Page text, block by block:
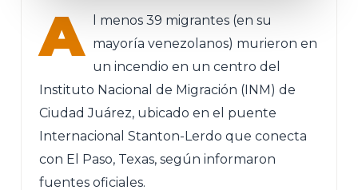
A
l menos 39 migrantes (en su
mayoría venezolanos) murieron en
un incendio en un centro del
Instituto Nacional de Migración (INM) de
Ciudad Juárez, ubicado en el puente
Internacional Stanton-Lerdo que conecta
con El Paso, Texas, según informaron
fuentes oficiales.